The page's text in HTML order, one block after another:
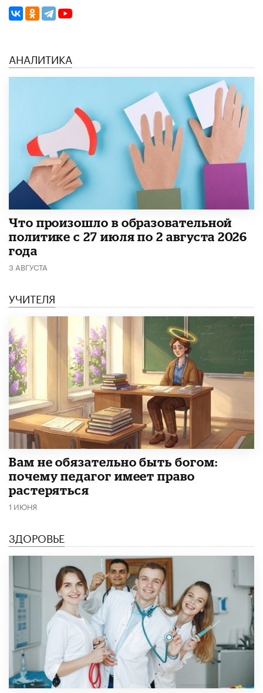
АНАЛИТИКА
​Что произошло в образовательной
политике с 27 июля по 2 августа 2026
года
3 АВГУСТА
УЧИТЕЛЯ
​Вам не обязательно быть богом:
почему педагог имеет право
растеряться
1 ИЮНЯ
ЗДОРОВЬЕ